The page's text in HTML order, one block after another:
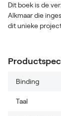
Dit boek is de
Alkmaar die
dit unieke
Binding
Taal